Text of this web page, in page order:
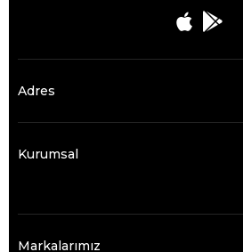
Adres
Kurumsal
Markalarımız